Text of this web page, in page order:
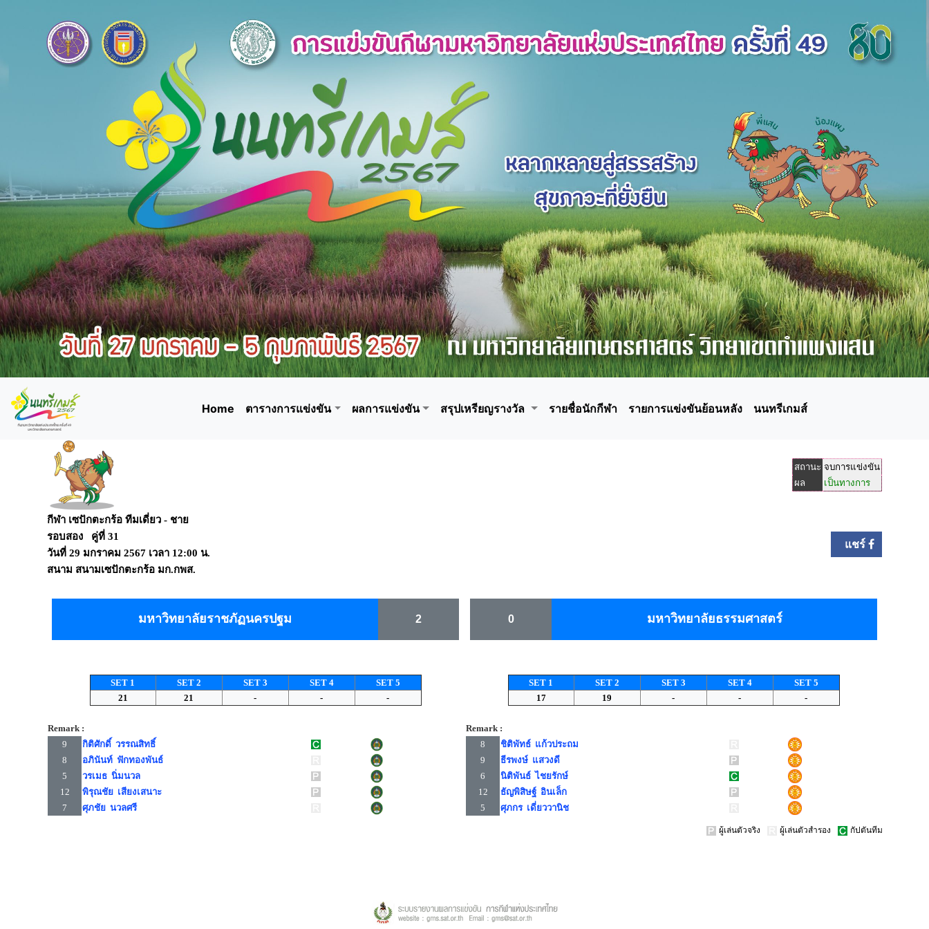
Home ตารางการแข่งขัน ผลการแข่งขัน สรุปเหรียญรางวัล รายชื่อนักกีฬา รายการแข่งขันย้อนหลัง นนทรีเกมส์
สถานะ จบการแข่งขัน
ผล
เป็นทางการ
กีฬา เซปักตะกร้อ ทีมเดี่ยว - ชาย
รอบสอง คู่ที่ 31
วันที่ 29 มกราคม 2567 เวลา 12:00 น.
สนาม สนามเซปักตะกร้อ มก.กพส.
แชร์
มหาวิทยาลัยราชภัฏนครปฐม 2
SET 1 SET 2 SET 3 SET 4
SET 5
21
21 - - -
Remark :
9
กิติศักดิ์ วรรณสิทธิ์
8
อภินันท์ ฟักทองพันธ์
5
วรเมธ นิ่มนวล
12
พิรุณชัย เสียงเสนาะ
7
ศุภชัย นวลศรี
0 มหาวิทยาลัยธรรมศาสตร์
SET 1 SET 2 SET 3 SET 4
SET 5
17
19 - - -
Remark :
8
ชิติพัทธ์ แก้วประถม
9
ธีรพงษ์ แสวงดี
6
นิติพันธ์ ไชยรักษ์
12
ธัญพิสิษฐ์ อินเล็ก
5
ศุภกร เดี่ยววานิช
ผู้เล่นตัวจริง ผู้เล่นตัวสำรอง กัปตันทีม